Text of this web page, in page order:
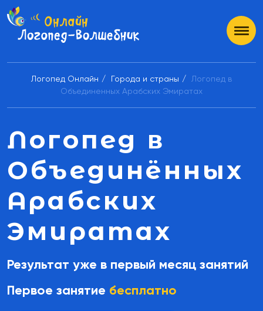
Логопед Онлайн Города и страны
Логопед в
Объединенных Арабских Эмиратах
Логопед в
Объединённых
Арабских
Эмиратах
Результат уже в первый месяц занятий
Первое занятие бесплатно